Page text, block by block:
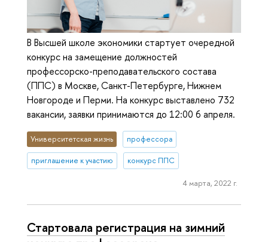
В Высшей школе экономики стартует очередной
конкурс на замещение должностей
профессорско-преподавательского состава
(ППС) в Москве, Санкт-Петербурге, Нижнем
Новгороде и Перми. На конкурс выставлено 732
вакансии, заявки принимаются до 12:00 6 апреля.
Университетская жизнь профессора
приглашение к участию конкурс ППС
4 марта, 2022 г.
Стартовала регистрация на зимний